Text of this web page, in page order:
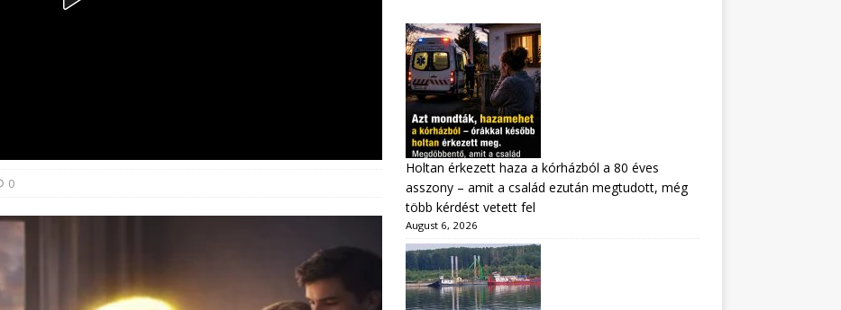
0
Holtan érkezett haza a kórházból a 80 éves
asszony – amit a család ezután megtudott, még
több kérdést vetett fel
August 6, 2026